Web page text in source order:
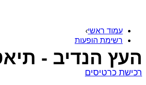
עמוד ראשי›
רשימת הופעות
העץ הנדיב -
רכישת כרטיסים